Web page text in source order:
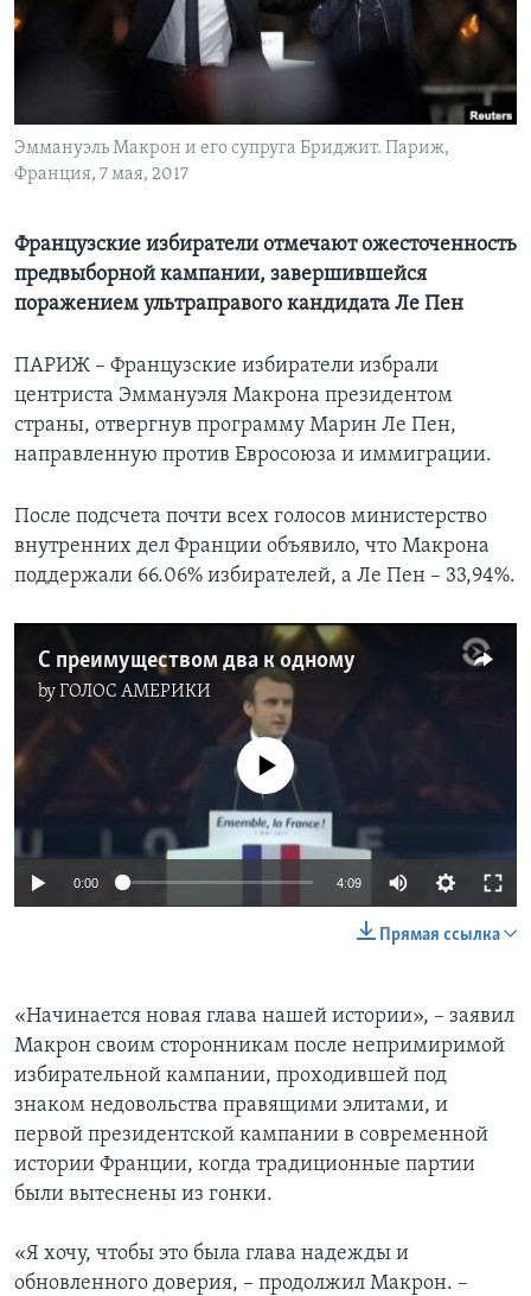
Learning English
Эммануэль Макрон и его супруга Бриджит. Париж,
Франция, 7 мая, 2017
Французские избиратели отмечают ожесточенность
предвыборной кампании, завершившейся
поражением ультраправого кандидата Ле Пен
ПАРИЖ – Французские избиратели избрали
центриста Эммануэля Макрона президентом
страны, отвергнув программу Марин Ле Пен,
направленную против Евросоюза и иммиграции.
После подсчета почти всех голосов министерство
внутренних дел Франции объявило, что Макрона
поддержали 66.06% избирателей, а Ле Пен – 33,94%.
С преимуществом два к одному
byГОЛОС АМЕРИКИ
No media source currently available
0:00 4:09
Прямая ссылка
«Начинается новая глава нашей истории», – заявил
Макрон своим сторонникам после непримиримой
избирательной кампании, проходившей под
знаком недовольства правящими элитами, и
первой президентской кампании в современной
истории Франции, когда традиционные партии
были вытеснены из гонки.
«Я хочу, чтобы это была глава надежды и
обновленного доверия, – продолжил Макрон. –